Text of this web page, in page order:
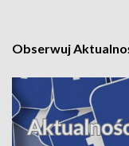
Obserwuj